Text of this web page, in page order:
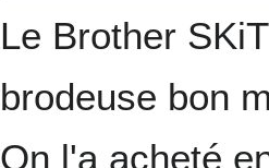
Le Brother
brodeuse bon
On l'a acheté